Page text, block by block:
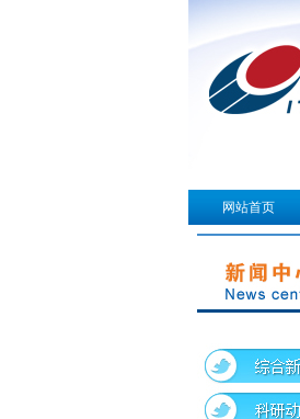
网站首页